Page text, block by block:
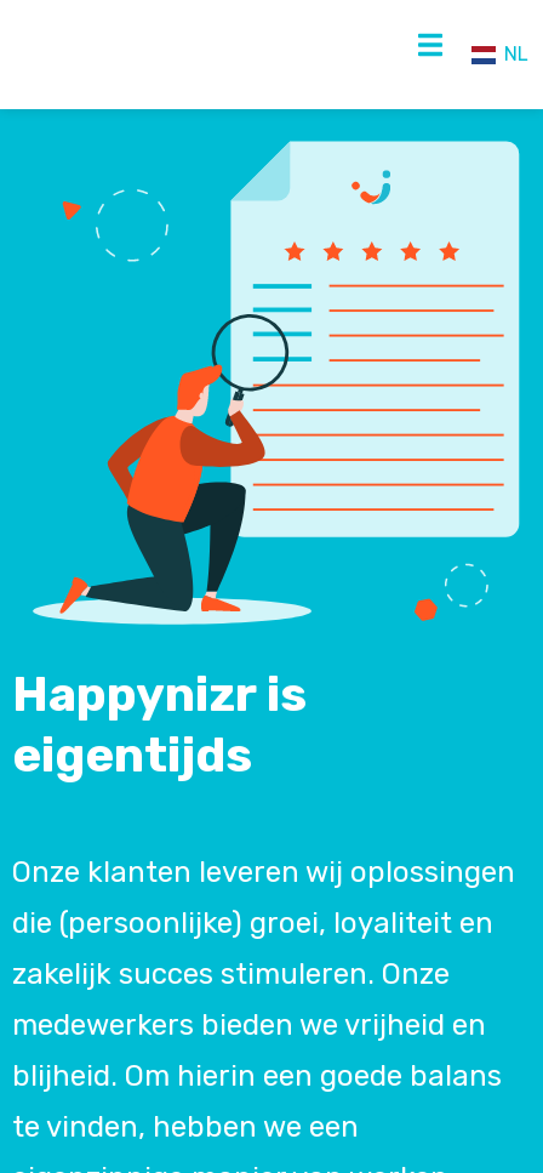
NL
EN
Happynizr is
eigentijds
Onze klanten leveren wij oplossingen
die (persoonlijke) groei, loyaliteit en
zakelijk succes stimuleren. Onze
medewerkers bieden we vrijheid en
blijheid. Om hierin een goede balans
te vinden, hebben we een